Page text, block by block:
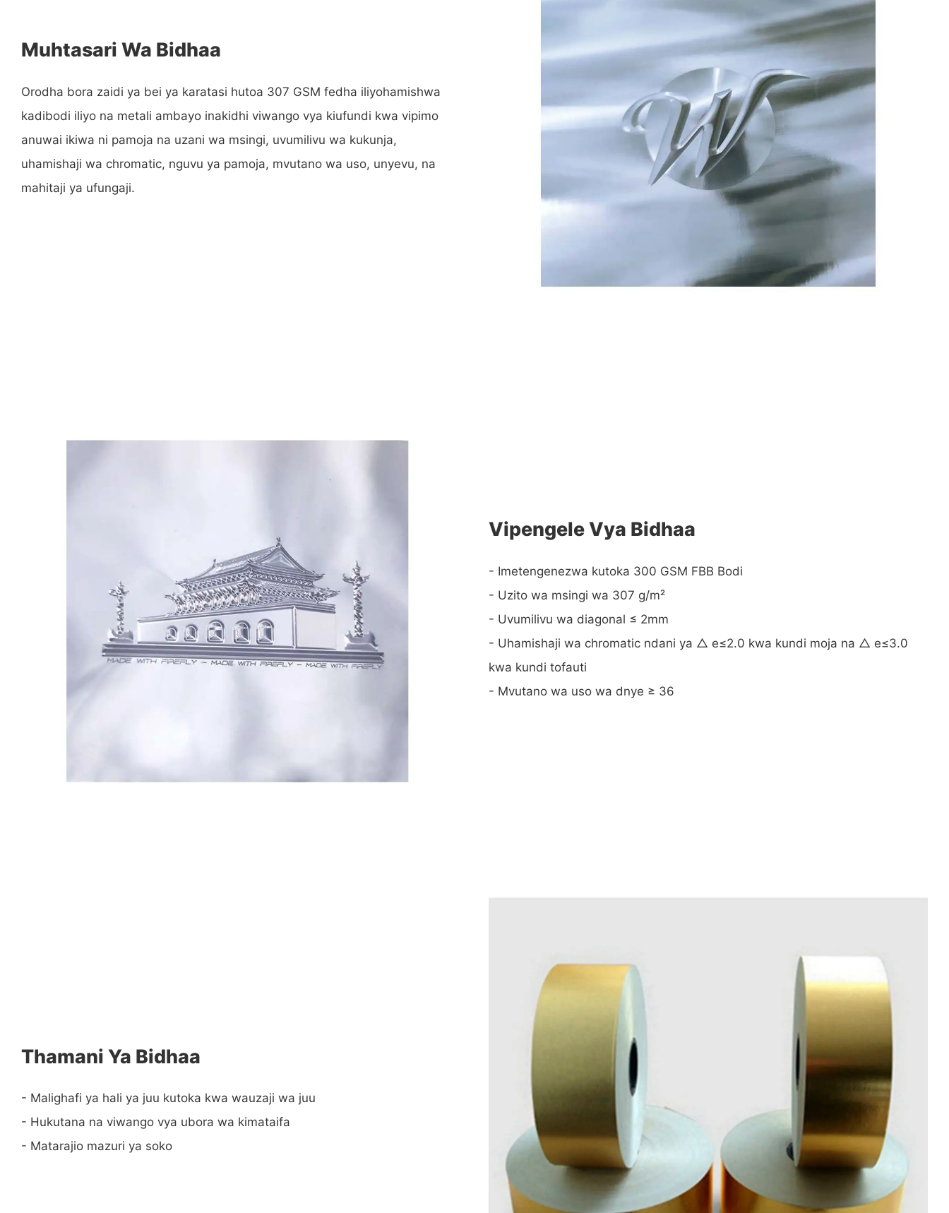
Muhtasari Wa Bidhaa
Orodha bora zaidi ya bei ya karatasi hutoa 307 GSM fedha iliyohamishwa
kadibodi iliyo na metali ambayo inakidhi viwango vya kiufundi kwa vipimo
anuwai ikiwa ni pamoja na uzani wa msingi, uvumilivu wa kukunja,
uhamishaji wa chromatic, nguvu ya pamoja, mvutano wa uso, unyevu, na
mahitaji ya ufungaji.
Vipengele Vya Bidhaa
- Imetengenezwa kutoka 300 GSM FBB Bodi
- Uzito wa msingi wa 307 g/m²
- Uvumilivu wa diagonal ≤ 2mm
- Uhamishaji wa chromatic ndani ya △ e≤2.0 kwa kundi moja na △ e≤3.0
kwa kundi tofauti
- Mvutano wa uso wa dnye ≥ 36
Thamani Ya Bidhaa
- Malighafi ya hali ya juu kutoka kwa wauzaji wa juu
- Hukutana na viwango vya ubora wa kimataifa
- Matarajio mazuri ya soko